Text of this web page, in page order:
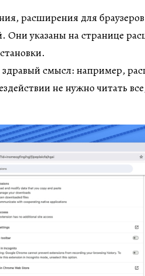
расширения для
Они указаны на странице
здравый смысл: например,
не нужно читать